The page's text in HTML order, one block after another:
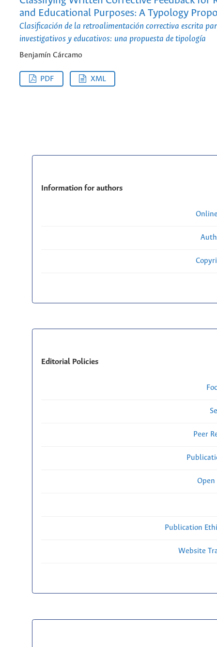
and Educational Purposes: A Typology
Clasificación de la retroalimentación correctiva escrita
investigativos y educativos: una propuesta de tipología
Benjamín Cárcamo
PDF XML
Information for authors
Editorial Policies
Peer
Open
Publication
Website